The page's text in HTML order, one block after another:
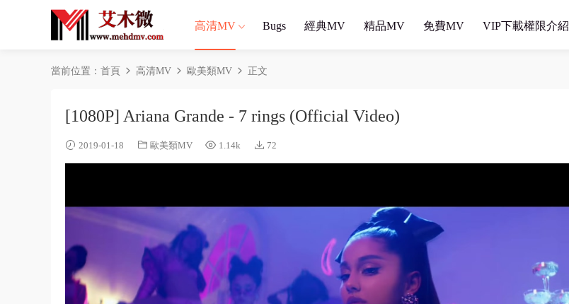
高清MV Bugs 經典MV 精品MV 免費MV VIP下載權限介紹
當前位置： 首頁 高清MV 歐美類MV 正文
[1080P] Ariana Grande - 7 rings (Official Video)
2019-01-18 歐美類MV 1.14k 72